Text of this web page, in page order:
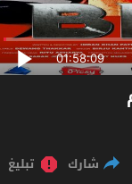
01:58:09
شارك تبليغ